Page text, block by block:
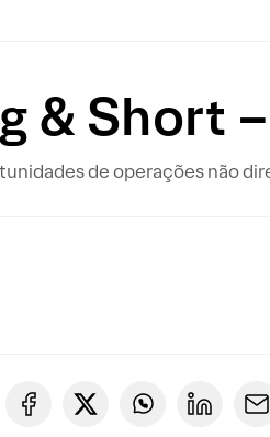
& Short
de operações não